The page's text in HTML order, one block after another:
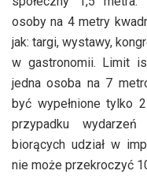
osoby na 4 metry
jak: targi, wystawy,
w gastronomii. Limit
jedna osoba na 7
być wypełnione tylko
przypadku
biorących udział w
nie może przekroczyć